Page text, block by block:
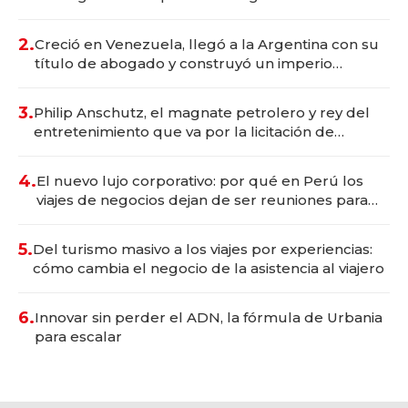
2.Creció en Venezuela, llegó a la Argentina con su
título de abogado y construyó un imperio
3.Philip Anschutz, el magnate petrolero y rey del
entretenimiento que va por la licitación de
4.El nuevo lujo corporativo: por qué en Perú los
viajes de negocios dejan de ser reuniones para
5.Del turismo masivo a los viajes por experiencias:
cómo cambia el negocio de la asistencia al viajero
6.Innovar sin perder el ADN, la fórmula de Urbania
para escalar